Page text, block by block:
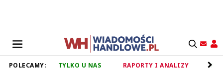
POLECAMY: TYLKO U NAS RAPORTY I ANALIZY